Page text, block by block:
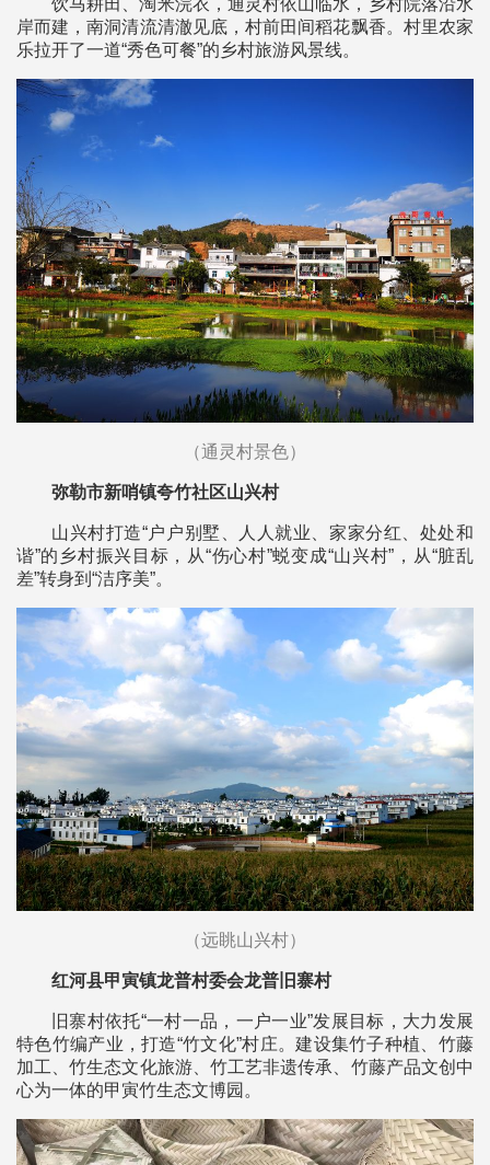
饮马耕田、淘米浣衣，通灵村依山临水，乡村院落沿水
岸而建，南洞清流清澈见底，村前田间稻花飘香。村里农家
乐拉开了一道“秀色可餐”的乡村旅游风景线。
（通灵村景色）
弥勒市新哨镇夸竹社区山兴村
山兴村打造“户户别墅、人人就业、家家分红、处处和
谐”的乡村振兴目标，从“伤心村”蜕变成“山兴村”，从“脏乱
差”转身到“洁序美”。
（远眺山兴村）
红河县甲寅镇龙普村委会龙普旧寨村
旧寨村依托“一村一品，一户一业”发展目标，大力发展
特色竹编产业，打造“竹文化”村庄。建设集竹子种植、竹藤
加工、竹生态文化旅游、竹工艺非遗传承、竹藤产品文创中
心为一体的甲寅竹生态文博园。